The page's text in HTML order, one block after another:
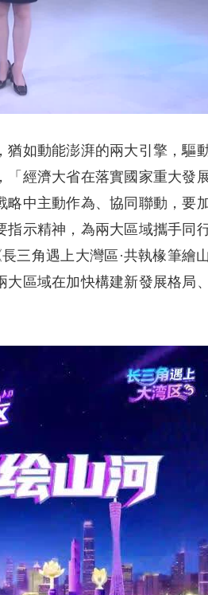
如動能澎湃的兩大引擎，驅
經濟大省在落實國家重大發
中主動作為、協同聯動，要
示精神，為兩大區域攜手同
三角遇上大灣區·共執椽筆繪
區域在加快構建新發展格局